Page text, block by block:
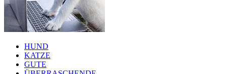
HUND
KATZE
GUTE